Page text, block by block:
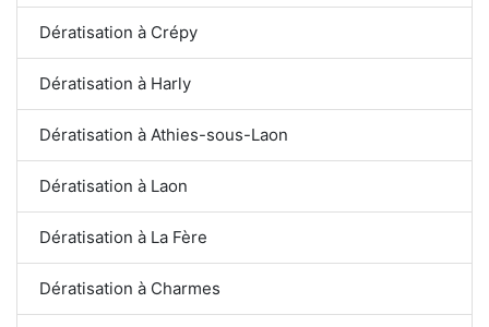
Dératisation à Crépy
Dératisation à Harly
Dératisation à Athies-sous-Laon
Dératisation à Laon
Dératisation à La Fère
Dératisation à Charmes